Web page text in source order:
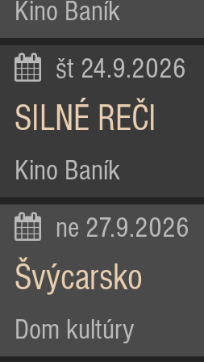
Kino Baník
št 24.9.2026
SILNÉ REČI
Kino Baník
ne 27.9.2026
Švýcarsko
Dom kultúry